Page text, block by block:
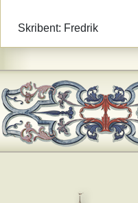
Skribent: Fredrik